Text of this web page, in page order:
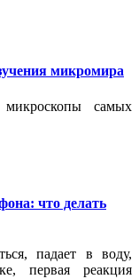
микромира
самых
что делать
падает в воду,
первая реакция